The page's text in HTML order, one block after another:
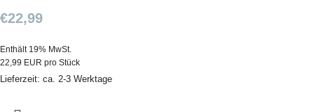
€22,99
Enthält 19% MwSt.
22,99 EUR pro Stück
Lieferzeit: ca. 2-3 Werktage